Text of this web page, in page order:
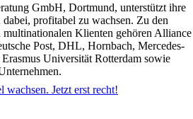
wachsen. Jetzt erst recht!
GmbH, Dortmund, unterstützt ihre
profitabel zu wachsen. Zu den
multinationalen Klienten gehören Alliance
Post, DHL, Hornbach, Mercedes-
Universität Rotterdam sowie